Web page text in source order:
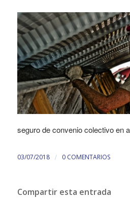
seguro de convenio colectivo en
03/07/2018 / 0 COMENTARIOS
Compartir esta entrada